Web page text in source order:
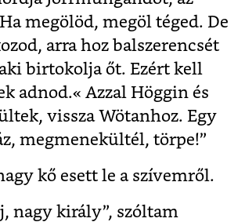
megölöd, megöl téged. De
arra hoz balszerencsét
birtokolja őt. Ezért kell
adnod.« Azzal Höggin és
vissza Wötanhoz. Egy
megmenekültél, törpe!”
kő esett le a szívemről.
nagy király”, szóltam